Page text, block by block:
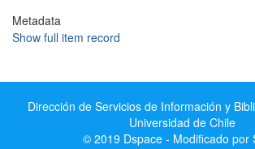
Metadata
Show full item record
Dirección de Servicios de Información y
Universidad de Chile
© 2019 Dspace - Modificado por